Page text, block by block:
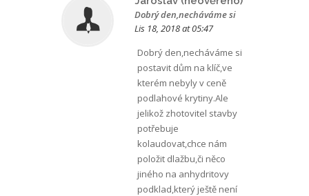
Dobrý den,necháváme si
Lis 18, 2018 at 05:47
Dobrý den,necháváme si
postavit dům na klíč,ve
kterém nebyly v ceně
podlahové krytiny.Ale
jelikož zhotovitel stavby
potřebuje
kolaudovat,chce nám
položit dlažbu,či něco
jiného na anhydritovy
podklad,který ještě není